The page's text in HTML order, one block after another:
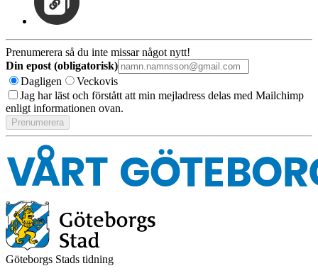
Prenumerera så du inte missar något nytt!
Din epost (obligatorisk)
Dagligen
Veckovis
Jag har läst och förstått att min mejladress delas med Mailchimp
enligt informationen ovan.
Göteborgs Stads tidning